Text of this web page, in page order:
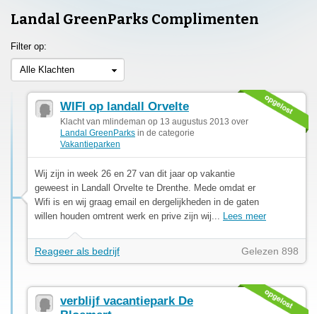
Landal GreenParks Complimenten
Filter op:
Alle Klachten
WIFI op landall Orvelte
Klacht van mlindeman op 13 augustus 2013 over
Landal GreenParks in de categorie
Vakantieparken
Wij zijn in week 26 en 27 van dit jaar op vakantie
geweest in Landall Orvelte te Drenthe. Mede omdat er
Wifi is en wij graag email en dergelijkheden in de gaten
willen houden omtrent werk en prive zijn wij... Lees meer
Reageer als bedrijf Gelezen 898
verblijf vacantiepark De